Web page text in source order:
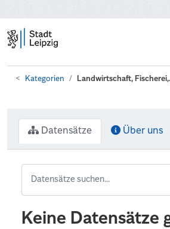
Kategorien Landwirtschaft,
Datensätze Über uns
Keine Datensätze